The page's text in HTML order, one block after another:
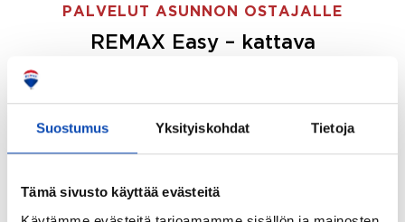
Suostumus Yksityiskohdat Tietoja
Tämä sivusto käyttää evästeitä
PALVELUT ASUNNON OSTAJALLE
REMAX Easy – kattava
ostajille.
Tee ostotoimeksianto ja etsimme juuri